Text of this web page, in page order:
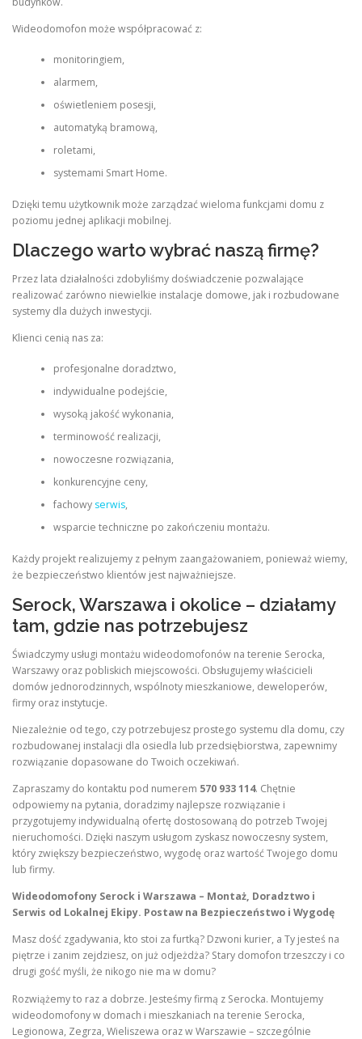
Wideodomofon może współpracować z:
monitoringiem,
alarmem,
oświetleniem posesji,
automatyką bramową,
roletami,
systemami Smart Home.
Dzięki temu użytkownik może zarządzać wieloma funkcjami domu z
poziomu jednej aplikacji mobilnej.
Dlaczego warto wybrać naszą firmę?
Przez lata działalności zdobyliśmy doświadczenie pozwalające
realizować zarówno niewielkie instalacje domowe, jak i rozbudowane
systemy dla dużych inwestycji.
Klienci cenią nas za:
profesjonalne doradztwo,
indywidualne podejście,
wysoką jakość wykonania,
terminowość realizacji,
nowoczesne rozwiązania,
konkurencyjne ceny,
fachowy serwis,
wsparcie techniczne po zakończeniu montażu.
Każdy projekt realizujemy z pełnym zaangażowaniem, ponieważ wiemy,
że bezpieczeństwo klientów jest najważniejsze.
Serock, Warszawa i okolice – działamy
tam, gdzie nas potrzebujesz
Świadczymy usługi montażu wideodomofonów na terenie Serocka,
Warszawy oraz pobliskich miejscowości. Obsługujemy właścicieli
domów jednorodzinnych, wspólnoty mieszkaniowe, deweloperów,
firmy oraz instytucje.
Niezależnie od tego, czy potrzebujesz prostego systemu dla domu, czy
rozbudowanej instalacji dla osiedla lub przedsiębiorstwa, zapewnimy
rozwiązanie dopasowane do Twoich oczekiwań.
Zapraszamy do kontaktu pod numerem 570 933 114. Chętnie
odpowiemy na pytania, doradzimy najlepsze rozwiązanie i
przygotujemy indywidualną ofertę dostosowaną do potrzeb Twojej
nieruchomości. Dzięki naszym usługom zyskasz nowoczesny system,
który zwiększy bezpieczeństwo, wygodę oraz wartość Twojego domu
lub firmy.
Wideodomofony Serock i Warszawa – Montaż, Doradztwo i
Serwis od Lokalnej Ekipy. Postaw na Bezpieczeństwo i Wygodę
Masz dość zgadywania, kto stoi za furtką? Dzwoni kurier, a Ty jesteś na
piętrze i zanim zejdziesz, on już odjeżdża? Stary domofon trzeszczy i co
drugi gość myśli, że nikogo nie ma w domu?
Rozwiążemy to raz a dobrze. Jesteśmy firmą z Serocka. Montujemy
wideodomofony w domach i mieszkaniach na terenie Serocka,
Legionowa, Zegrza, Wieliszewa oraz w Warszawie – szczególnie